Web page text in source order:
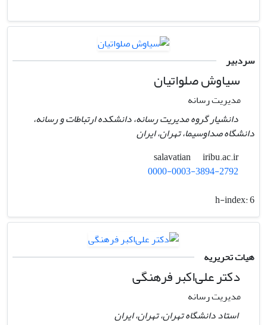
سردبیر
سیاوش صلواتیان
مدیریت رسانه
دانشیار گروه مدیریت رسانه، دانشکده ارتباطات و رسانه،
دانشگاه صداوسیما، تهران، ایران
salavatian
iribu.ac.ir
0000-0003-3894-2792
h-index:6
هیات تحریریه
دکتر علی‌اکبر فرهنگی
مدیریت رسانه
استاد دانشگاه تهران، تهران، ایران